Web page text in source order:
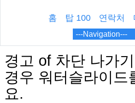
홈 탑 100 연락처
경고 of 차단 나가
경우 워터슬라이드
요.